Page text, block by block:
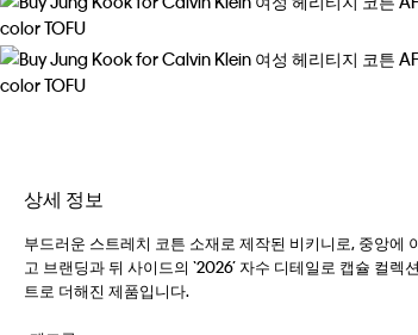
상세 정보
부드러운 스트레치 코튼 소재로 제작된 비키니로, 중앙
고 브랜딩과 뒤 사이드의 ‘2026’ 자수 디테일로 캡슐 컬
트로 더해진 제품입니다.